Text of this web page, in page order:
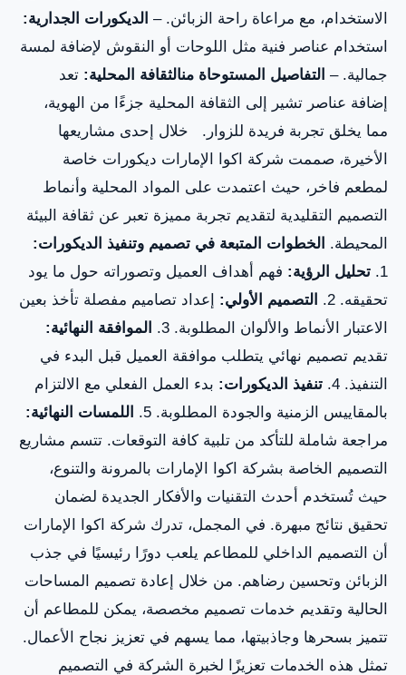
الاستخدام، مع مراعاة راحة الزبائن. – الديكورات الجدارية:
استخدام عناصر فنية مثل اللوحات أو النقوش لإضافة لمسة
جمالية. – التفاصيل المستوحاة منالثقافة المحلية: تعد
إضافة عناصر تشير إلى الثقافة المحلية جزءًا من الهوية،
مما يخلق تجربة فريدة للزوار. خلال إحدى مشاريعها
الأخيرة، صممت شركة اكوا الإمارات ديكورات خاصة
لمطعم فاخر، حيث اعتمدت على المواد المحلية وأنماط
التصميم التقليدية لتقديم تجربة مميزة تعبر عن ثقافة البيئة
المحيطة.
الخطوات المتبعة في تصميم وتنفيذ الديكورات:
1.
تحليل الرؤية: فهم أهداف العميل وتصوراته حول ما يود
تحقيقه. 2.
التصميم الأولي: إعداد تصاميم مفصلة تأخذ بعين
الاعتبار الأنماط والألوان المطلوبة. 3.
الموافقة النهائية:
تقديم تصميم نهائي يتطلب موافقة العميل قبل البدء في
التنفيذ. 4.
تنفيذ الديكورات: بدء العمل الفعلي مع الالتزام
بالمقاييس الزمنية والجودة المطلوبة. 5.
اللمسات النهائية:
مراجعة شاملة للتأكد من تلبية كافة التوقعات. تتسم مشاريع
التصميم الخاصة بشركة اكوا الإمارات بالمرونة والتنوع،
حيث تُستخدم أحدث التقنيات والأفكار الجديدة لضمان
تحقيق نتائج مبهرة. في المجمل، تدرك شركة اكوا الإمارات
أن التصميم الداخلي للمطاعم يلعب دورًا رئيسيًا في جذب
الزبائن وتحسين رضاهم. من خلال إعادة تصميم المساحات
الحالية وتقديم خدمات تصميم مخصصة، يمكن للمطاعم أن
تتميز بسحرها وجاذبيتها، مما يسهم في تعزيز نجاح الأعمال.
تمثل هذه الخدمات تعزيزًا لخبرة الشركة في التصميم